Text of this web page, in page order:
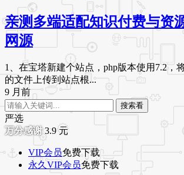
亲测多端适配知识付费与资
网源
1、在宝塔新建个站点，php版本使用7.2，
的文件上传到站点根...
9 月前
搜索看
严选
3.9元
VIP会员免费下载
永久VIP会员免费下载